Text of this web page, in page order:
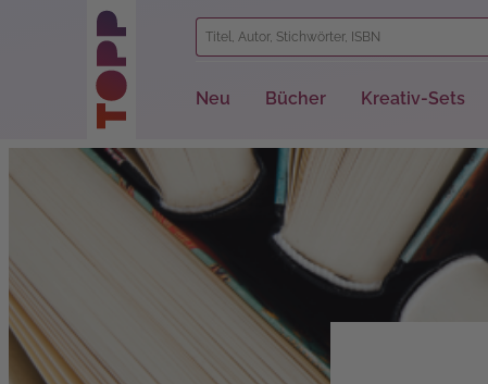
Zur Hauptnavigation springen
Neu Bücher Kreativ-Sets